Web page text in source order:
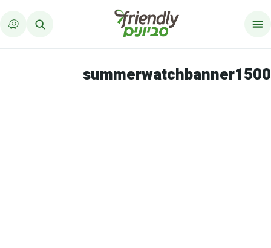
summerwatchbanner1500